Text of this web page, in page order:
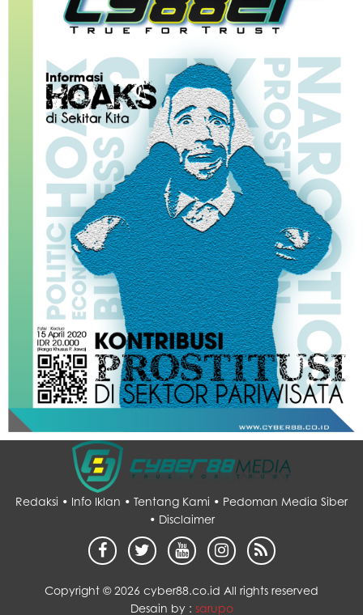
Redaksi • Info Iklan • Tentang Kami • Pedoman Media Siber
• Disclaimer
Copyright ©2026 cyber88.co.id All rights reserved
Desain by : sarupo